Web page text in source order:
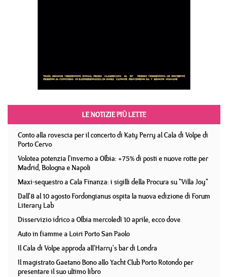
LE NOTIZIE PIÙ LETTE
Conto alla rovescia per il concerto di Katy Perry al Cala di Volpe di
Porto Cervo
Volotea potenzia l'inverno a Olbia: +75% di posti e nuove rotte per
Madrid, Bologna e Napoli
Maxi-sequestro a Cala Finanza: i sigilli della Procura su "Villa Joy"
Dall'8 al 10 agosto Fordongianus ospita la nuova edizione di Forum
Literary Lab
Disservizio idrico a Olbia mercoledì 10 aprile, ecco dove
Auto in fiamme a Loiri Porto San Paolo
Il Cala di Volpe approda all'Harry's bar di Londra
Il magistrato Gaetano Bono allo Yacht Club Porto Rotondo per
presentare il suo ultimo libro